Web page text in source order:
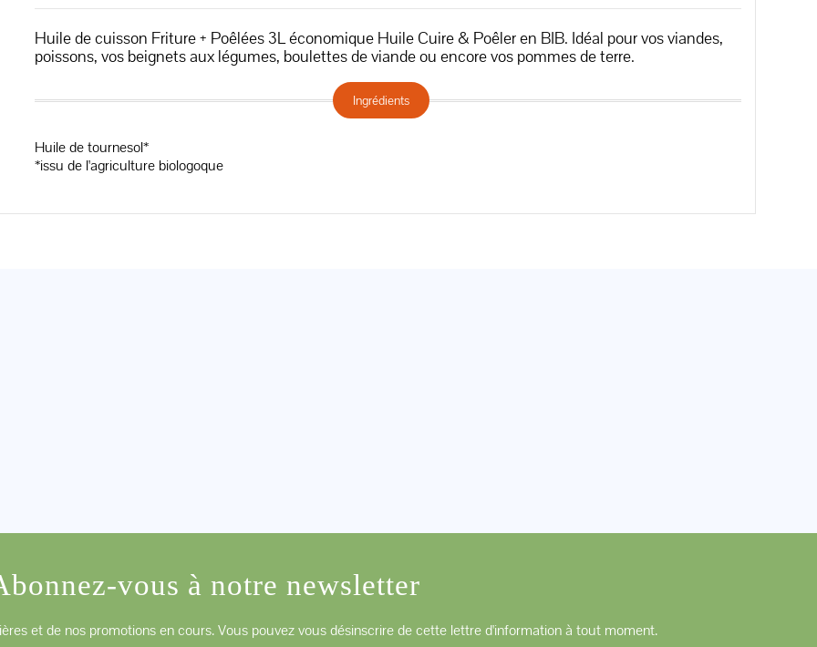
Huile de cuisson Friture + Poêlées 3L économique Huile Cuire & Poêler en BIB. Idéal pour vos vian­des,
pois­sons, vos bei­gnets aux légu­mes, bou­let­tes de viande ou encore vos pommes de terre.
Ingrédients
Huile de tournesol*
*issu de l'agriculture biologoque
vous à notre newsletter
et de nos promotions en cours. Vous pouvez vous désinscrire de cette lettre d'information à tout moment.